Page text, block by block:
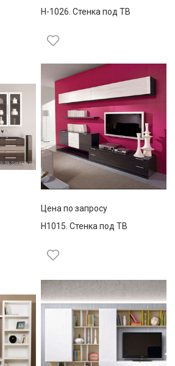
Н-1026. Стенка под ТВ
Цена по запросу
Н1015. Стенка под ТВ